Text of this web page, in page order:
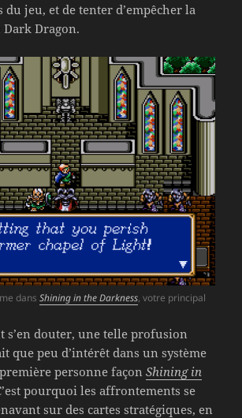
jeu, et de tenter d’empêcher la
Dark Dragon.
dans Shining in the Darkness, votre principal
s’en douter, une telle profusion
que peu d’intérêt dans un système
personne façonShining in
pourquoi les affrontements se
sur des cartes stratégiques, en